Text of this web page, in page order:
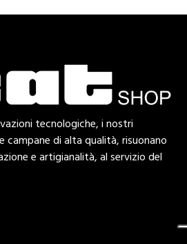
tecnologiche, i nostri
di alta qualità, risuonano
e artigianalità, al servizio del